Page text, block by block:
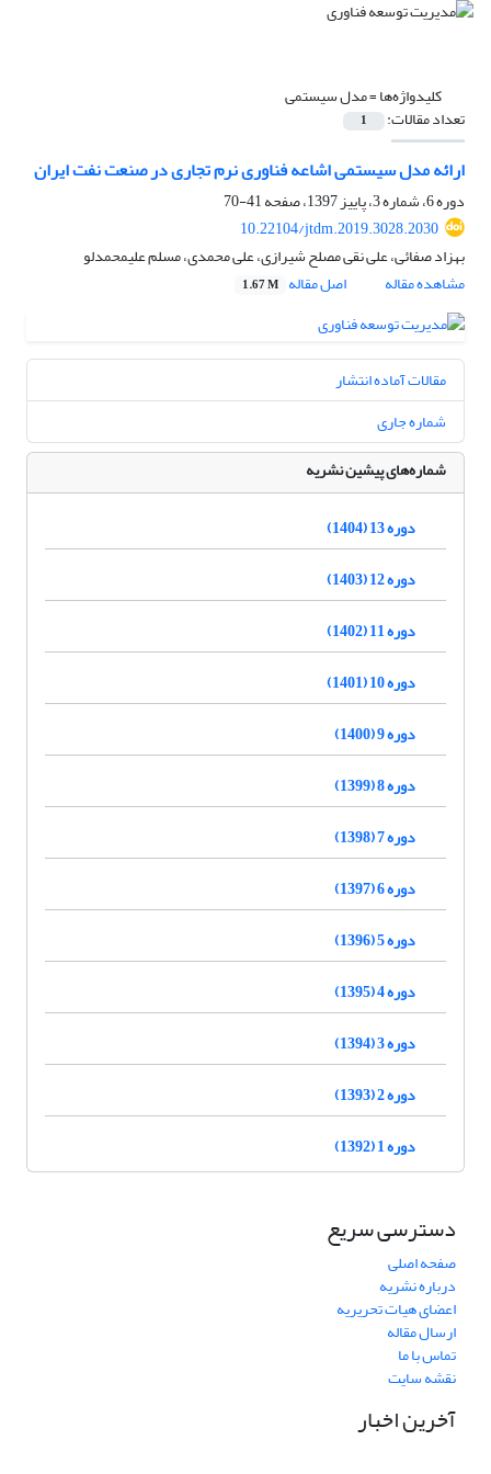
کلیدواژه‌ها =مدل سیستمی
تعداد مقالات: 1
ارائه مدل سیستمی اشاعه فناوری نرم تجاری در صنعت نفت ایران
دوره 6، شماره 3، پاییز 1397، صفحه
41-70
10.22104/jtdm.2019.3028.2030
بهزاد صفائی، علی نقی مصلح شیرازی، علی محمدی، مسلم علیمحمدلو
مشاهده مقاله
اصل مقاله 1.67 M
مقالات آماده انتشار
شماره جاری
شماره‌های پیشین نشریه
دوره 13 (1404)
دوره 12 (1403)
دوره 11 (1402)
دوره 10 (1401)
دوره 9 (1400)
دوره 8 (1399)
دوره 7 (1398)
دوره 6 (1397)
دوره 5 (1396)
دوره 4 (1395)
دوره 3 (1394)
دوره 2 (1393)
دوره 1 (1392)
دسترسی سریع
صفحه اصلی
درباره نشریه
اعضای هیات تحریریه
ارسال مقاله
تماس با ما
نقشه سایت
آخرین اخبار